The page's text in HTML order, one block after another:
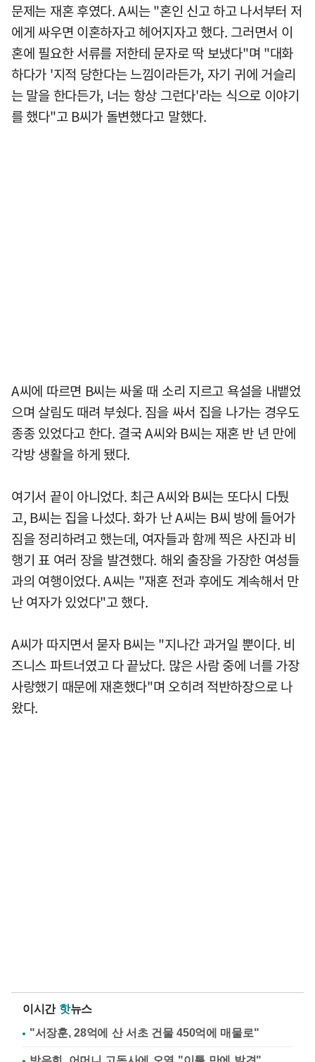
문제는 재혼 후였다. A씨는 "혼인 신고 하고 나서부터 저
에게 싸우면 이혼하자고 헤어지자고 했다. 그러면서 이
혼에 필요한 서류를 저한테 문자로 딱 보냈다"며 "대화
하다가 '지적 당한다는 느낌이라든가, 자기 귀에 거슬리
는 말을 한다든가, 너는 항상 그런다'라는 식으로 이야기
를 했다"고 B씨가 돌변했다고 말했다.
A씨에 따르면 B씨는 싸울 때 소리 지르고 욕설을 내뱉었
으며 살림도 때려 부쉈다. 짐을 싸서 집을 나가는 경우도
종종 있었다고 한다. 결국 A씨와 B씨는 재혼 반 년 만에
각방 생활을 하게 됐다.
여기서 끝이 아니었다. 최근 A씨와 B씨는 또다시 다퉜
고, B씨는 집을 나섰다. 화가 난 A씨는 B씨 방에 들어가
짐을 정리하려고 했는데, 여자들과 함께 찍은 사진과 비
행기 표 여러 장을 발견했다. 해외 출장을 가장한 여성들
과의 여행이었다. A씨는 "재혼 전과 후에도 계속해서 만
난 여자가 있었다"고 했다.
A씨가 따지면서 묻자 B씨는 "지나간 과거일 뿐이다. 비
즈니스 파트너였고 다 끝났다. 많은 사람 중에 너를 가장
사랑했기 때문에 재혼했다"며 오히려 적반하장으로 나
왔다.
이시간 핫뉴스
"서장훈, 28억에 산 서초 건물 450억에 매물로"